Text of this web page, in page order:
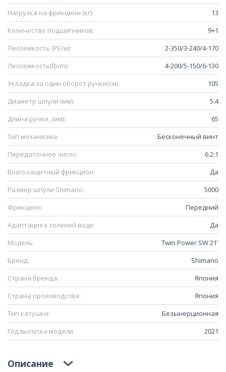
Нагрузка на фрикцион (кг):
13
Количество подшипников:
9+1
Лесоёмкость (РЕ/м):
2-350/3-240/4-170
Лесоёмкость(lb/m):
4-200/5-150/6-130
Укладка за один оборот ручки(см):
105
Диаметр шпули (мм):
5.4
Длина ручки, (мм):
65
Тип механизма:
Бесконечный винт
Передаточное число:
6.2:1
Влагозащитный фрикцион:
Да
Размер шпули Shimano:
5000
Фрикцион:
Передний
Адаптация к соленой воде:
Да
Модель:
Twin Power SW 21'
Бренд:
Shimano
Страна бренда:
Япония
Страна производства:
Япония
Тип катушки:
Безынерционная
Год выпуска модели:
2021
Описание